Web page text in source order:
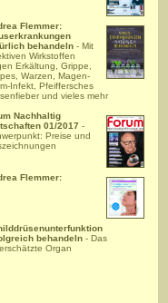
Flemmer:
behandeln - Mit
Wirkstoffen
Erkältung, Grippe,
Warzen, Magen-
Infekt, Pfeiffersches
und vieles mehr
Nachhaltig
01/2017 -
Preise und
Flemmer:
behandeln - Das
Organ